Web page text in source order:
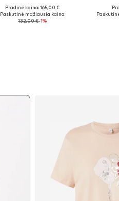
Yra daugybė dydžių
Į krepšelį
Pradinė kaina: 165,00 €
Paskutinė mažiausia kaina:
132,00 €-1%